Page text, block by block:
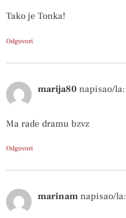
Tako je Tonka!
Odgovori
marija80 napisao/la:
Ma rade dramu bzvz
Odgovori
marinam napisao/la: